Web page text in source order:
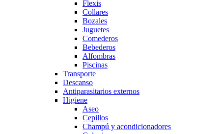
Flexis
Collares
Bozales
Juguetes
Comederos
Bebederos
Alfombras
Piscinas
Transporte
Descanso
Antiparasitarios externos
Higiene
Aseo
Cepillos
Champú y acondicionadores